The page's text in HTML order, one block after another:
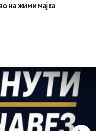
на жими мајка